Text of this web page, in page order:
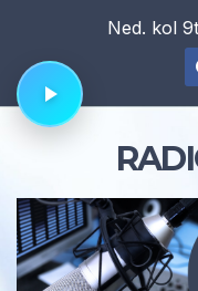
content
Ned. kol